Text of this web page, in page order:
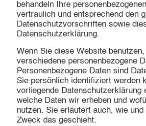
behandeln Ihre
vertraulich und entsprechend den
Datenschutzvorschriften sowie
Datenschutzerklärung.
Wenn Sie diese Website
verschiedene personenbezogene
Personenbezogene Daten sind
Sie persönlich identifiziert werden
vorliegende Datenschutzerklärung
welche Daten wir erheben und
nutzen. Sie erläutert auch, wie und
Zweck das geschieht.